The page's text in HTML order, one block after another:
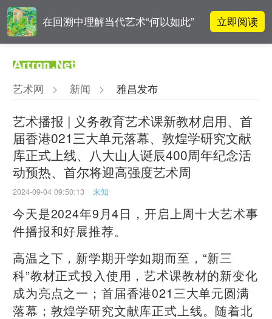
在回溯中理解当代艺术“何以如此” 立即阅读
影响力榜单
对话 | 在开放和自由中确立艺术价
值
阿拉里奥画廊上海转型：为何要成
为策展式艺术商业综合体？
立即阅读
艺术网 > 新闻 > 雅昌发布
艺术播报 | 义务教育艺术课新教材启用、首
届香港021三大单元落幕、敦煌学研究文献
库正式上线、八大山人诞辰400周年纪念活
动预热、首尔将迎高强度艺术周
2024-09-04 09:50:13 未知
今天是2024年9月4日，开启上周十大艺术事
件播报和好展推荐。
高温之下，新学期开学如期而至，“新三
科”教材正式投入使用，艺术课教材的新变化
成为亮点之一；首届香港021三大单元圆满
落幕；敦煌学研究文献库正式上线。随着北